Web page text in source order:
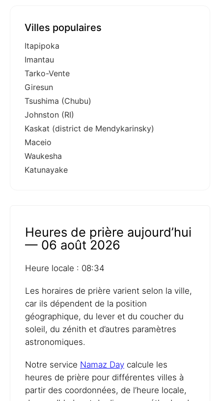
Villes populaires
Itapipoka
Imantau
Tarko-Vente
Giresun
Tsushima (Chubu)
Johnston (RI)
Kaskat (district de Mendykarinsky)
Maceio
Waukesha
Katunayake
Heures de prière aujourd’hui
— 06 août 2026
Heure locale : 08:34
Les horaires de prière varient selon la ville,
car ils dépendent de la position
géographique, du lever et du coucher du
soleil, du zénith et d’autres paramètres
astronomiques.
Notre service Namaz Day calcule les
heures de prière pour différentes villes à
partir des coordonnées, de l’heure locale,